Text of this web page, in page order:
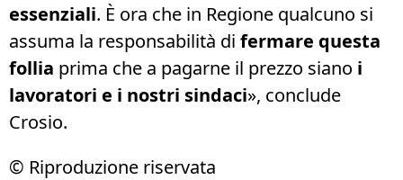
essenziali. È ora che in Regione qualcuno si
assuma la responsabilità di fermare questa
follia prima che a pagarne il prezzo siano i
lavoratori e i nostri sindaci», conclude
Crosio.
© Riproduzione riservata